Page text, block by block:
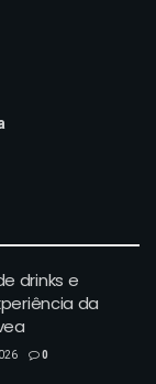
drinks e
da
0